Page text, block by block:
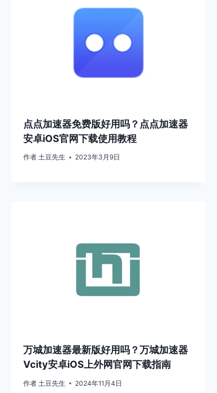
点点加速器免费版好用吗？点点加速器
安卓iOS官网下载使用教程
作者土豆先生 2023年3月9日
万城加速器最新版好用吗？万城加速器
Vcity安卓iOS上外网官网下载指南
作者 土豆先生 2024年11月4日